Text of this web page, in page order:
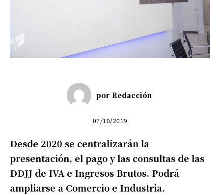
por Redacción
07/10/2019
Desde 2020 se centralizarán la
presentación, el pago y las consultas de las
DDJJ de IVA e Ingresos Brutos. Podrá
ampliarse a Comercio e Industria.